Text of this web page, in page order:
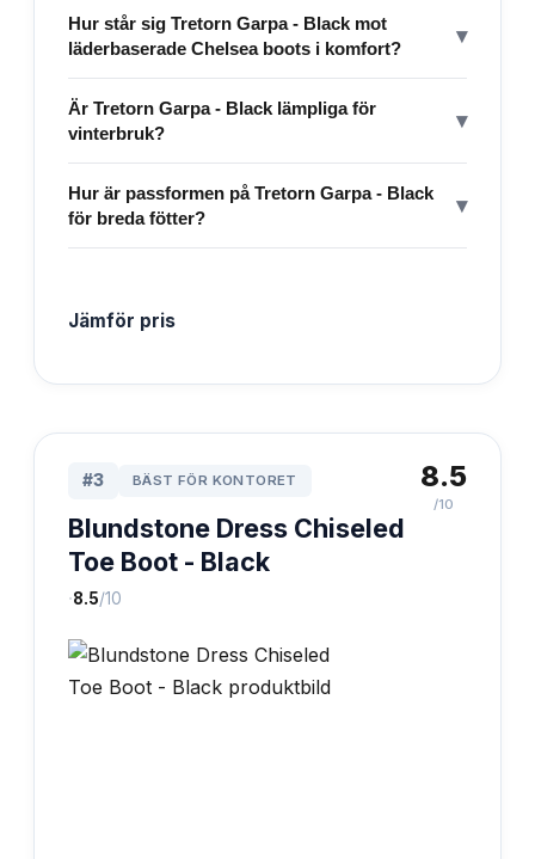
Hur står sig Tretorn Garpa - Black mot
läderbaserade Chelsea boots i komfort?
▾
Är Tretorn Garpa - Black lämpliga för
vinterbruk?
▾
Hur är passformen på Tretorn Garpa - Black
för breda fötter?
▾
Jämför pris
#3 BÄST FÖR KONTORET
Blundstone Dress Chiseled
Toe Boot - Black
·8.5/10
8.5
/10